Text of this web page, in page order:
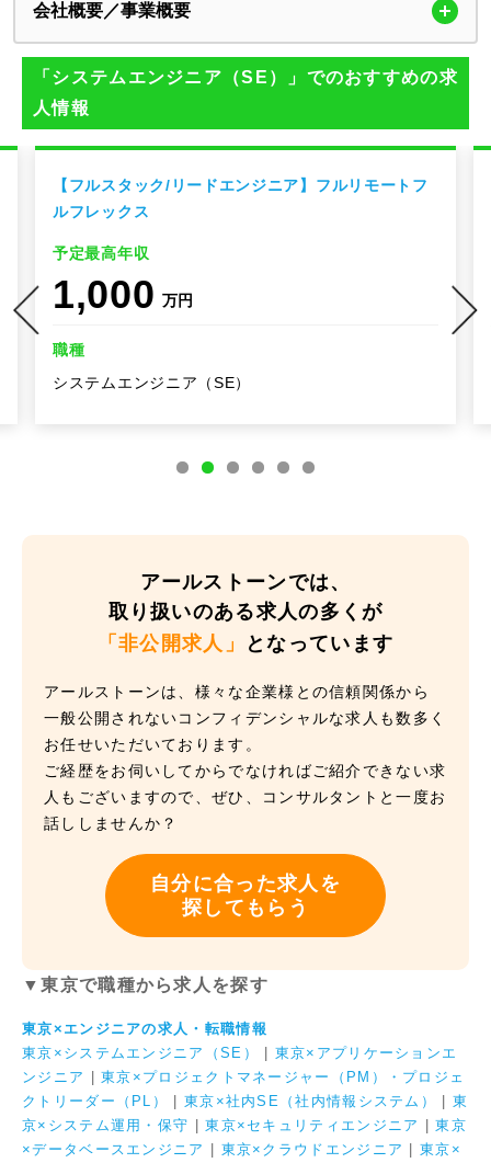
会社概要／事業概要
「システムエンジニア（SE）」でのおすすめの求
人情報
【フルスタック/リードエンジニア】フルリモートフ
ルフレックス
予定最高年収
1,000 万円
職種
システムエンジニア（SE）
アールストーンでは、
取り扱いのある求人の多くが
「非公開求人」
となっています
アールストーンは、様々な企業様との信頼関係から
一般公開されないコンフィデンシャルな求人も数多く
お任せいただいております。
ご経歴をお伺いしてからでなければご紹介できない求
人もございますので、ぜひ、コンサルタントと一度お
話ししませんか？
自分に合った求人を
探してもらう
▼東京で職種から求人を探す
東京×エンジニアの求人・転職情報
東京×システムエンジニア（SE）
東京×アプリケーションエ
ンジニア
|東京×プロジェクトマネージャー（PM）・プロジェ
クトリーダー（PL）
東京×社内SE（社内情報システム）
東
京×システム運用・保守 |東京×セキュリティエンジニア |東京
×データベースエンジニア
東京×クラウドエンジニア |東京×